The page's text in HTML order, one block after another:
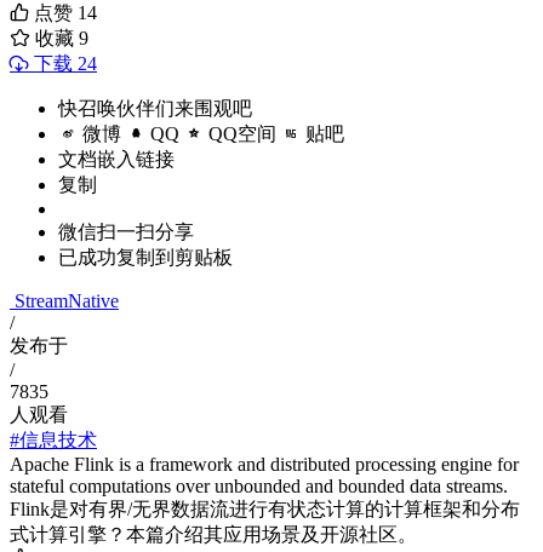
点赞 14
收藏 9
下载 24
快召唤伙伴们来围观吧
微博 QQ QQ空间 贴吧
文档嵌入链接
复制
微信扫一扫分享
已成功复制到剪贴板
StreamNative
/
发布于
/
7835
人观看
#信息技术
Apache Flink is a framework and distributed processing engine for
stateful computations over unbounded and bounded data streams.
Flink是对有界/⽆界数据流进⾏有状态计算的计算框架和分布
式计算引擎？本篇介绍其应⽤场景及开源社区。